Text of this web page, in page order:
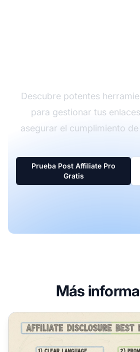
Descubre potentes
para gestionar tus
asegurar el cumplimiento
Prueba Post Affiliate Pro
Gratis
Más
¿Qué debo escribir en una